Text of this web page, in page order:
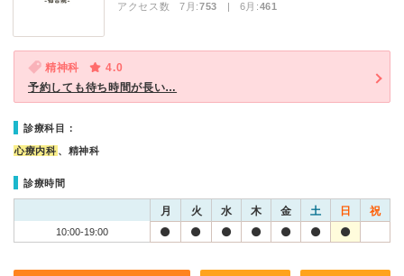
アクセス数 7月:753 | 6月:461
精神科
4.0
予約しても待ち時間が長い…
診療科目：
心療内科 、精神科
診療時間
月 火 水 木 金 土 日 祝
10:00-19:00